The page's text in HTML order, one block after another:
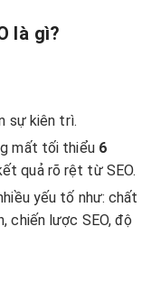
là gì?
sự kiên trì.
mất tối thiểu 6
quả rõ rệt từ SEO.
yếu tố như: chất
chiến lược SEO, độ